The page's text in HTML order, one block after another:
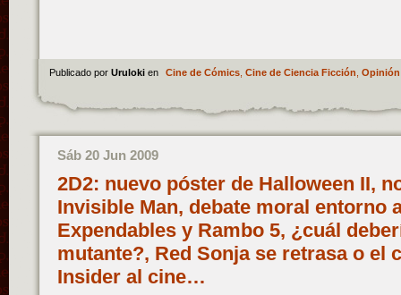
Publicado por Uruloki en Cine de Cómics, Cine de Ciencia Ficción Opinión
Sáb 20 Jun 2009
2D2: nuevo póster de Halloween II,
Invisible Man, debate moral entorno
Expendables y Rambo 5, ¿cuál
mutante?, Red Sonja se retrasa o el
Insider al cine…